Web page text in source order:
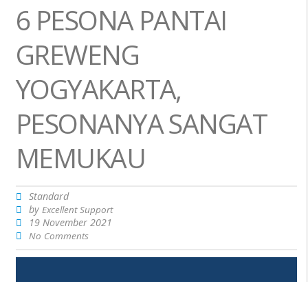
6 PESONA PANTAI
GREWENG
YOGYAKARTA,
PESONANYA SANGAT
MEMUKAU
Standard
byExcellent Support
19 November 2021
No Comments